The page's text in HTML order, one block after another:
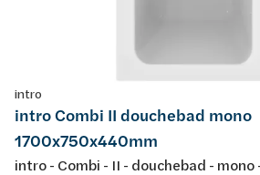
intro
intro Combi II douchebad mono
1700x750x440mm
intro - Combi - II - douchebad - mono